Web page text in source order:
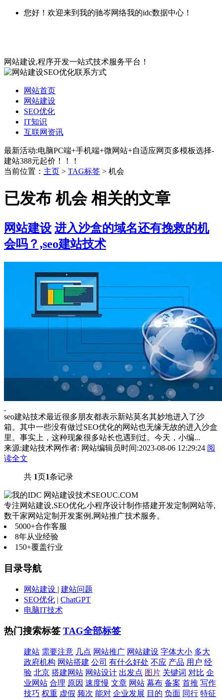
您好！欢迎来到我的驰岑网络我的idc数据中心！
网站建设,程序开发一站式技术服务平台！
网站首页
网站建设
SEO优化
IT知识
互联网资讯
最新活动:电脑PC端+手机端+微网站+自适应网页多模板选择-
建站388元起价！！！
当前位置： 主页 > TAG标签 > 机会
已发布 机会 相关的文章
网站建设 进入沙盒的域名还有挽救的机
会吗？,seo建站技术
seo建站技术最近很多朋友都表示新站莫名其妙地进入了沙
箱。其中一些没有做过SEO优化的网站也无缘无故的进入沙盒
里。事实上，这种现象很多站长也遇到过。今天，小编...
来源:建站技术网作者: 网站编辑员时间:2023-08-06 12:29:24 阅
读全文
共 1页1条记录
网站建设技术SEOUC.COM
专注网站建设,SEO优化,小程序设计制作搭建开发定制网站等,
数千家网站定制开发案例,网站推广技术服务。
5000+合作客服
8年从业经验
150+覆盖行业
目录导航
网站建设 | 建站问题
SEO优化 | ChatGPT
电脑IT技术
热门搜索标签 TAG全部标签
建站 需要注意 几点 网站推广 网站建设 字体大小 多大
政府机构 网站搭建 公司 有什么好处 不应 产品 用户 经
验 北京 搭建网站 网站设计 出发点 图片 关键词 对比 企
业网站 合理 原因 速度慢 文章 网站 幕布 备案 首推 写作
技巧 权重 虚假 频次 能对 企业发展 目的 负面 同行 特征